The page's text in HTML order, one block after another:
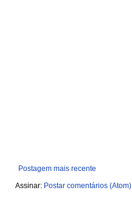
Postagem mais recente
Assinar: Postar comentários (Atom)